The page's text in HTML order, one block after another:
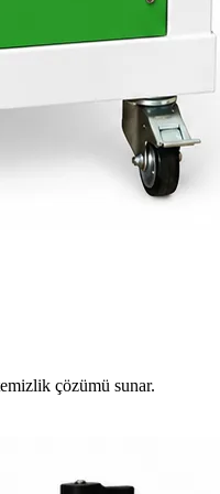
çözümü sunar.